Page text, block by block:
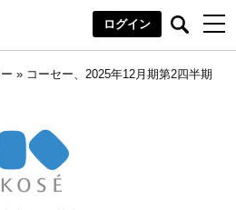
ログイン
» コーセー、2025年12月期第2四半期